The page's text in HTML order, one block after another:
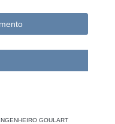
GOULART